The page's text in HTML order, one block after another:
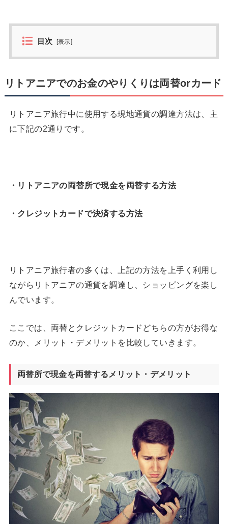
目次 [表示]
リトアニアでのお金のやりくりは両替orカード
リトアニア旅行中に使用する現地通貨の調達方法は、主
に下記の2通りです。
・リトアニアの両替所で現金を両替する方法
・クレジットカードで決済する方法
リトアニア旅行者の多くは、上記の方法を上手く利用し
ながらリトアニアの通貨を調達し、ショッピングを楽し
んでいます。
ここでは、両替とクレジットカードどちらの方がお得な
のか、メリット・デメリットを比較していきます。
両替所で現金を両替するメリット・デメリット